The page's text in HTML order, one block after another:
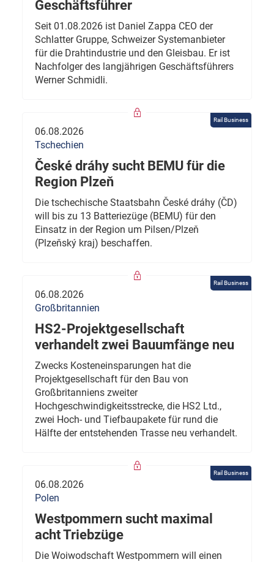
Geschäftsführer
Seit 01.08.2026 ist Daniel Zappa CEO der
Schlatter Gruppe, Schweizer Systemanbieter
für die Drahtindustrie und den Gleisbau. Er ist
Nachfolger des langjährigen Geschäftsführers
Werner Schmidli.
Rail Business
06.08.2026
Tschechien
České dráhy sucht BEMU für die
Region Plzeň
Die tschechische Staatsbahn České dráhy (ČD)
will bis zu 13 Batteriezüge (BEMU) für den
Einsatz in der Region um Pilsen/Plzeň
(Plzeňský kraj) beschaffen.
Rail Business
06.08.2026
Großbritannien
HS2-Projektgesellschaft
verhandelt zwei Bauumfänge neu
Zwecks Kosteneinsparungen hat die
Projektgesellschaft für den Bau von
Großbritanniens zweiter
Hochgeschwindigkeitsstrecke, die HS2 Ltd.,
zwei Hoch- und Tiefbaupakete für rund die
Hälfte der entstehenden Trasse neu verhandelt.
Rail Business
06.08.2026
Polen
Westpommern sucht maximal
acht Triebzüge
Die Woiwodschaft Westpommern will einen